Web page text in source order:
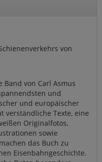
von
von Carl Asmus
und
und europäischer
verständliche Texte, eine
Originalfotos,
sowie
das Buch zu
Eisenbahngeschichte.